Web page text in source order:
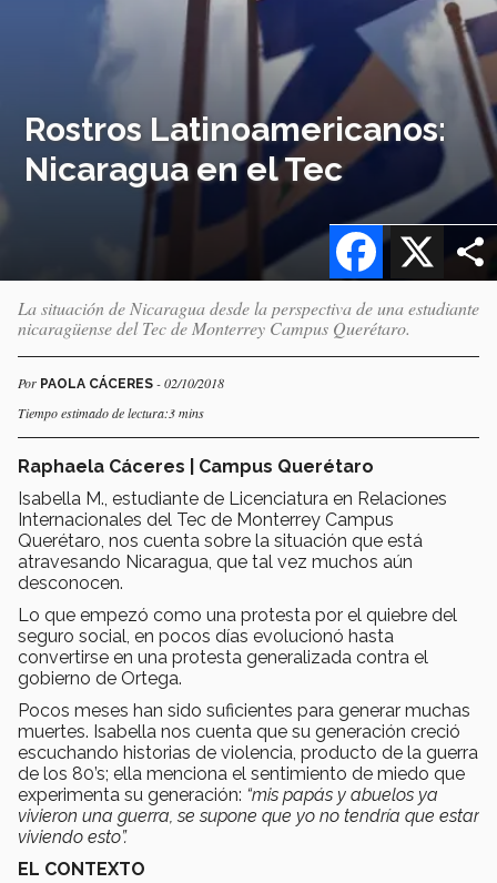
Rostros Latinoamericanos:
Nicaragua en el Tec
X
Facebook
La situación de Nicaragua desde la perspectiva de una estudiante
nicaragüense del Tec de Monterrey Campus Querétaro.
Por PAOLA CÁCERES - 02/10/2018
Tiempo estimado de lectura:3 mins
Raphaela Cáceres | Campus Querétaro
Isabella M., estudiante de Licenciatura en Relaciones
Internacionales del Tec de Monterrey Campus
Querétaro, nos cuenta sobre la situación que está
atravesando Nicaragua, que tal vez muchos aún
desconocen.
Lo que empezó como una protesta por el quiebre del
seguro social, en pocos días evolucionó hasta
convertirse en una protesta generalizada contra el
gobierno de Ortega.
Pocos meses han sido suficientes para generar muchas
muertes. Isabella nos cuenta que su generación creció
escuchando historias de violencia, producto de la guerra
de los 80’s; ella menciona el sentimiento de miedo que
experimenta su generación: “mis papás y abuelos ya
vivieron una guerra, se supone que yo no tendría que estar
viviendo esto”.
EL CONTEXTO